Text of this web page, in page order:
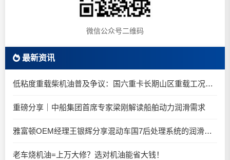
微信公众号二维码
最新资讯
低粘度重载柴机油普及争议：国六重卡长期山区重载工况是否适合0W-20柴油机油？
重磅分享｜中船集团首席专家梁刚解读船舶动力润滑需求
雅富顿OEM经理王银辉分享混动车国7后处理系统的润滑油要求
老车烧机油=上万大修？选对机油能省大钱！